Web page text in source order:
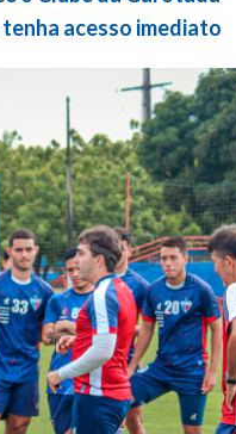
tenha acesso imediato